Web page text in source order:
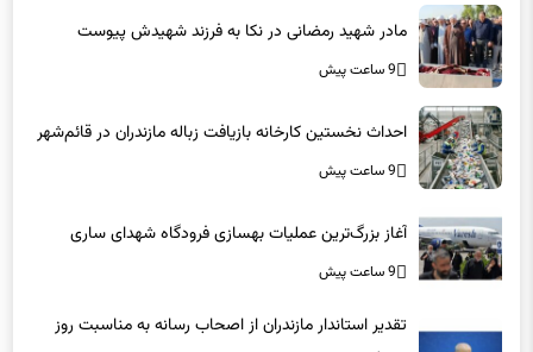
مادر شهید رمضانی در نکا به فرزند شهیدش پیوست
9 ساعت پیش
احداث نخستین کارخانه بازیافت زباله مازندران در قائم‌شهر
9 ساعت پیش
آغاز بزرگ‌ترین عملیات بهسازی فرودگاه شهدای ساری
9 ساعت پیش
تقدیر استاندار مازندران از اصحاب رسانه به مناسبت روز